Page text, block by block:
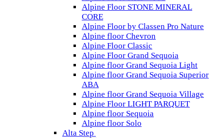
Alpine Floor STONE MINERAL
CORE
Alpine Floor by Classen Pro Nature
Alpine floor Chevron
Alpine Floor Classic
Alpine Floor Grand Sequoia
Alpine floor Grand Sequoia Light
Alpine floor Grand Sequoia Superior
ABA
Alpine floor Grand Sequoia Village
Alpine Floor LIGHT PARQUET
Alpine floor Sequoia
Alpine floor Solo
Alta Step